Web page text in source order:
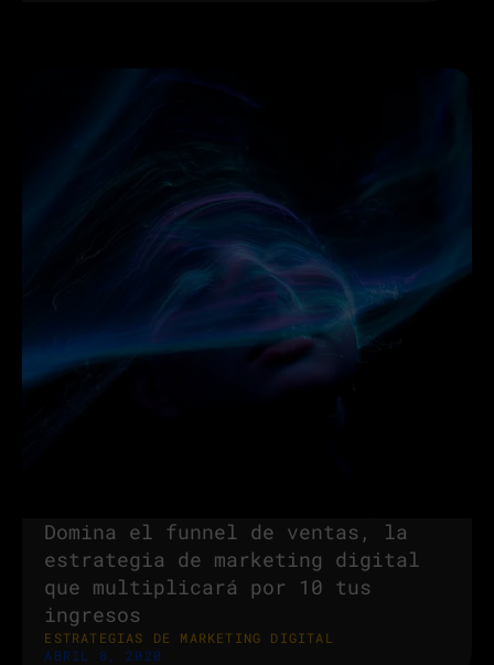
Domina el funnel de ventas, la
estrategia de marketing digital
que multiplicará por 10 tus
ingresos
ESTRATEGIAS DE MARKETING DIGITAL
ABRIL 8, 2020